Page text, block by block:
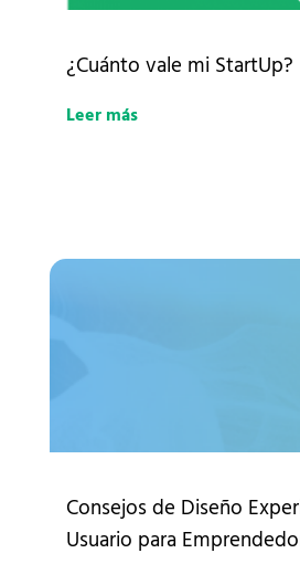
¿Cuánto vale mi StartUp?
Leer más
Consejos de Diseño
Usuario para